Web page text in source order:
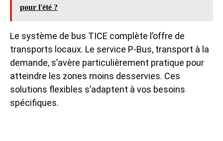
pour l'été ?
Le système de bus TICE complète l’offre de
transports locaux. Le service P-Bus, transport à la
demande, s’avère particulièrement pratique pour
atteindre les zones moins desservies. Ces
solutions flexibles s’adaptent à vos besoins
spécifiques.